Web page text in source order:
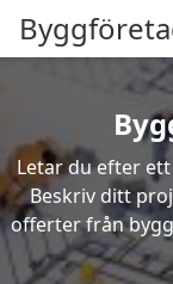
Letar du efter
Beskriv ditt
offerter från